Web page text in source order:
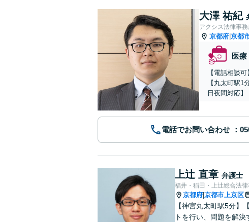
大澤 祐紀
アクシス法律事
京都府 京都
医
【電話相談
【丸太町駅
日夜間対応】
電話でお問い合わせ
上辻 直章 弁護士
福井・稲田・上辻総合法
京都府 京都市上京区
【神宮丸太町駅5分】
トを行い、問題を解